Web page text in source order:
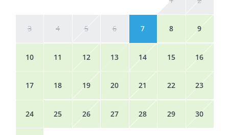
3 4 5 6 7 8 9
10 11 12 13 14 15 16
17 18 19 20 21 22 23
24 25 26 27 28 29 30